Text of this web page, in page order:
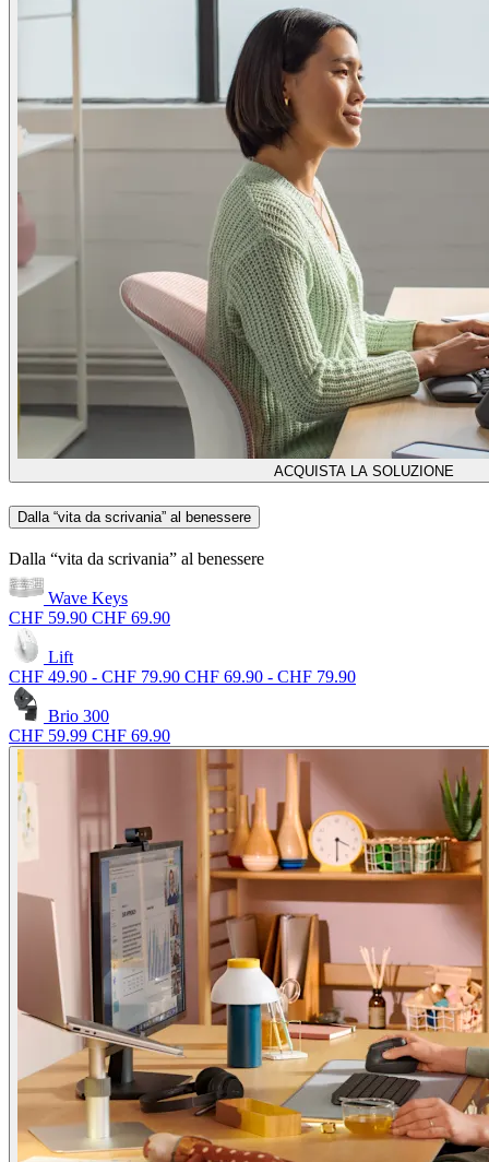
ACQUISTA LA SOLUZIONE
Dalla “vita da scrivania” al benessere
Dalla “vita da scrivania” al benessere
Wave Keys
CHF 59.90 CHF 69.90
Lift
CHF 49.90 - CHF 79.90 CHF 69.90 - CHF 79.90
Brio 300
CHF 59.99 CHF 69.90